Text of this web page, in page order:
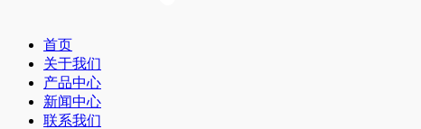
首页
关于我们
产品中心
新闻中心
联系我们